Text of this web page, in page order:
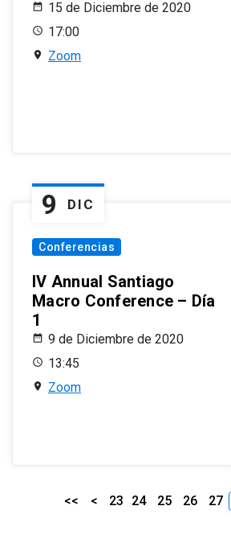
15 de Diciembre de 2020
17:00
Zoom
9 DIC
Conferencias
IV Annual Santiago
Macro Conference – Día
1
9 de Diciembre de 2020
13:45
Zoom
<< < 23 24 25 26 27